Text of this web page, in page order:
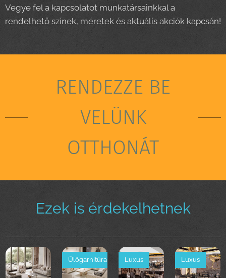
Vegye fel a kapcsolatot munkatársainkkal a
rendelhető színek, méretek és aktuális akciók kapcsán!
RENDEZZE BE
VELÜNK
OTTHONÁT
Ezek is érdekelhetnek
Ülőgarnitúra Luxus Luxus